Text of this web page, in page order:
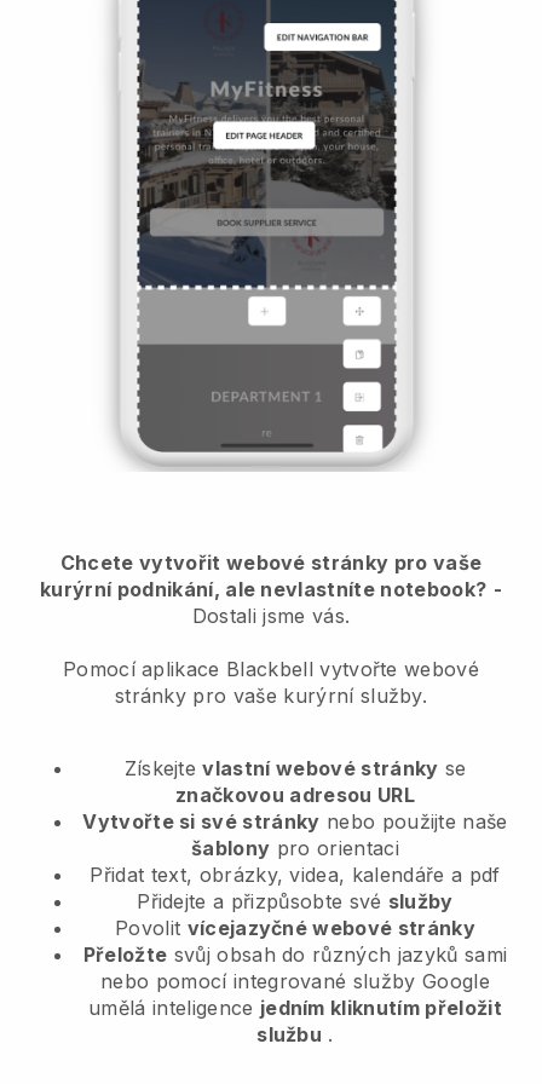
Chcete vytvořit webové stránky pro vaše
kurýrní podnikání, ale nevlastníte notebook? -
Dostali jsme vás.
Pomocí aplikace Blackbell vytvořte webové
stránky pro vaše kurýrní služby.
Získejtevlastní webové stránky se
značkovou adresou URL
Vytvořte si své stránky nebo použijte naše
šablony pro orientaci
Přidat text, obrázky, videa, kalendáře a pdf
Přidejte a přizpůsobte své služby
Povolit vícejazyčné webové stránky
Přeložte svůj obsah do různých jazyků sami
nebo pomocí integrované služby Google
umělá inteligence jedním kliknutím přeložit
službu .